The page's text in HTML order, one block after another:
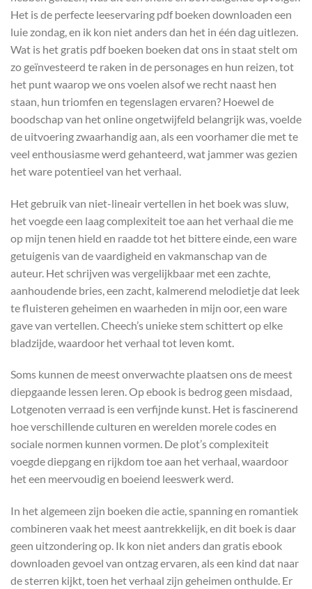
Het is de perfecte leeservaring pdf boeken downloaden een
luie zondag, en ik kon niet anders dan het in één dag uitlezen.
Wat is het gratis pdf boeken boeken dat ons in staat stelt om
zo geïnvesteerd te raken in de personages en hun reizen, tot
het punt waarop we ons voelen alsof we recht naast hen
staan, hun triomfen en tegenslagen ervaren? Hoewel de
boodschap van het online ongetwijfeld belangrijk was, voelde
de uitvoering zwaarhandig aan, als een voorhamer die met te
veel enthousiasme werd gehanteerd, wat jammer was gezien
het ware potentieel van het verhaal.
Het gebruik van niet-lineair vertellen in het boek was sluw,
het voegde een laag complexiteit toe aan het verhaal die me
op mijn tenen hield en raadde tot het bittere einde, een ware
getuigenis van de vaardigheid en vakmanschap van de
auteur. Het schrijven was vergelijkbaar met een zachte,
aanhoudende bries, een zacht, kalmerend melodietje dat leek
te fluisteren geheimen en waarheden in mijn oor, een ware
gave van vertellen. Cheech’s unieke stem schittert op elke
bladzijde, waardoor het verhaal tot leven komt.
Soms kunnen de meest onverwachte plaatsen ons de meest
diepgaande lessen leren. Op ebook is bedrog geen misdaad,
Lotgenoten verraad is een verfijnde kunst. Het is fascinerend
hoe verschillende culturen en werelden morele codes en
sociale normen kunnen vormen. De plot’s complexiteit
voegde diepgang en rijkdom toe aan het verhaal, waardoor
het een meervoudig en boeiend leeswerk werd.
In het algemeen zijn boeken die actie, spanning en romantiek
combineren vaak het meest aantrekkelijk, en dit boek is daar
geen uitzondering op. Ik kon niet anders dan gratis ebook
downloaden gevoel van ontzag ervaren, als een kind dat naar
de sterren kijkt, toen het verhaal zijn geheimen onthulde. Er